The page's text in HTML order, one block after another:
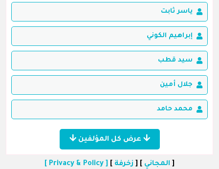
ياسر ثابت
إبراهيم الكوني
سيد قطب
جلال أمين
محمد حامد
عرض كل المؤلفين
[ المجاني ] [ زخرفة ]
[ Privacy & Policy ]